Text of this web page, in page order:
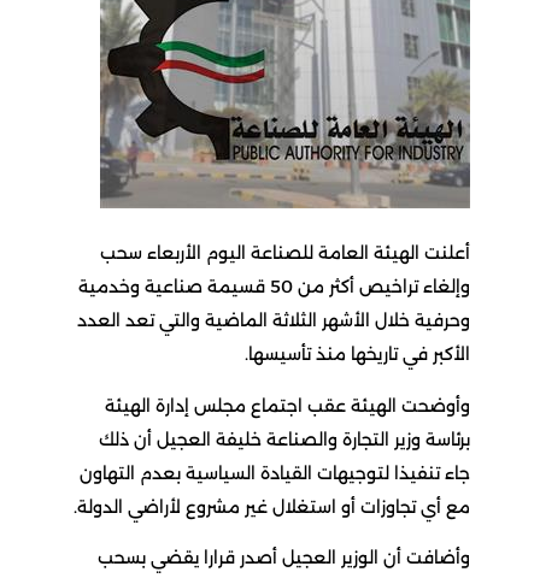
أعلنت الهيئة العامة للصناعة اليوم الأربعاء سحب
وإلغاء تراخيص أكثر من 50 قسيمة صناعية وخدمية
وحرفية خلال الأشهر الثلاثة الماضية والتي تعد العدد
الأكبر في تاريخها منذ تأسيسها.
وأوضحت الهيئة عقب اجتماع مجلس إدارة الهيئة
برئاسة وزير التجارة والصناعة خليفة العجيل أن ذلك
جاء تنفيذا لتوجيهات القيادة السياسية بعدم التهاون
مع أي تجاوزات أو استغلال غير مشروع لأراضي الدولة.
وأضافت أن الوزير العجيل أصدر قرارا يقضي بسحب